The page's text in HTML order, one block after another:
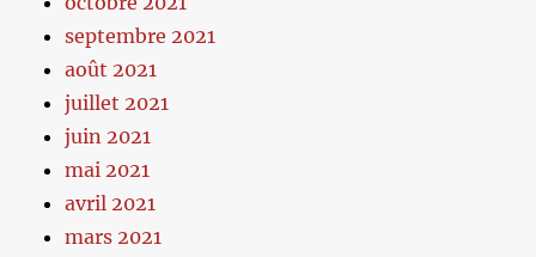
septembre 2021
août 2021
juillet 2021
juin 2021
mai 2021
avril 2021
mars 2021